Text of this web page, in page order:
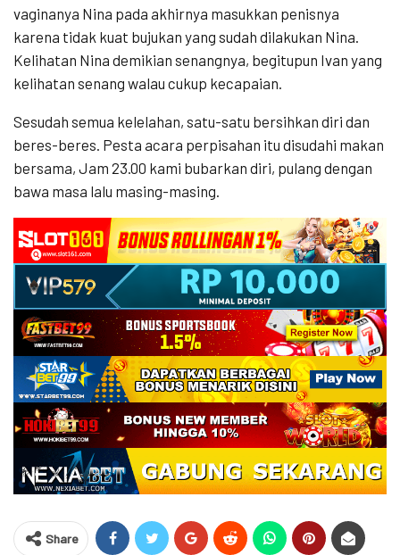
vaginanya Nina pada akhirnya masukkan penisnya
karena tidak kuat bujukan yang sudah dilakukan Nina.
Kelihatan Nina demikian senangnya, begitupun Ivan yang
kelihatan senang walau cukup kecapaian.
Sesudah semua kelelahan, satu-satu bersihkan diri dan
beres-beres. Pesta acara perpisahan itu disudahi makan
bersama, Jam 23.00 kami bubarkan diri, pulang dengan
bawa masa lalu masing-masing.
Share